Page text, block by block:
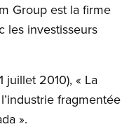
Group est la firme
les investisseurs
juillet 2010), « La
fragmentée
».